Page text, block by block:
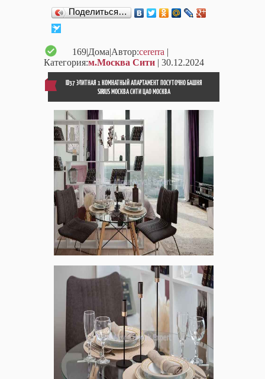
Поделиться…
169|Дома|Автор:cererra |
Категория:м.Москва Сити | 30.12.2024
ID37 ЭЛИТНАЯ 1 КОМНАТНЫЙ АПАРТАМЕНТ ПОСУТОЧНО БАШНЯ
SIRIUS МОСКВА СИТИ ЦАО МОСКВА